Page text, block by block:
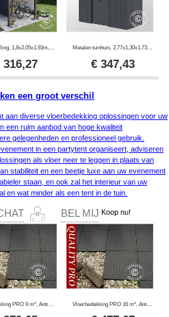
Fietsenstalling, 1,8x2,05x1,93m, ProShed®, Antraciet
316,27
Metalen tuinhuis, 2,77x1,30x1,73m, 3,6m², ProShed®, Antraciet
€ 347,43
een groot verschil
aan diverse vloerbedekking oplossingen voor uw
een ruim aanbod van hoge kwaliteit
gelegenheden en professioneel gebruik.
in een partytent organiseert, adviseren
als vloer neer te leggen in plaats van
stabiliteit en een beetje luxe aan uw evenement
staan, en ook zal het interieur van uw
en wat minder als een tent in de tuin.
BEL MIJ Koop nu!
Vloerbedekking PRO 16 m², Antraciet